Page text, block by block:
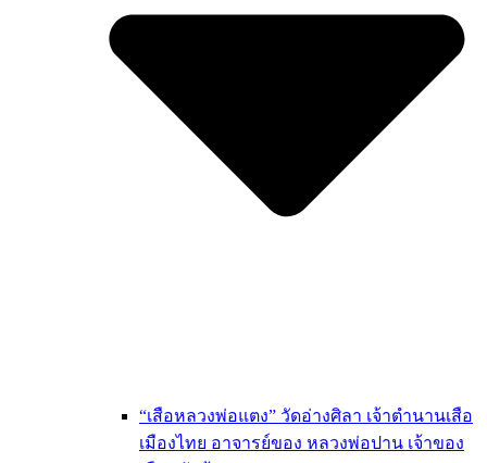
“เสือหลวงพ่อแตง” วัดอ่างศิลา เจ้าตำนานเสือ
เมืองไทย อาจารย์ของ หลวงพ่อปาน เจ้าของ